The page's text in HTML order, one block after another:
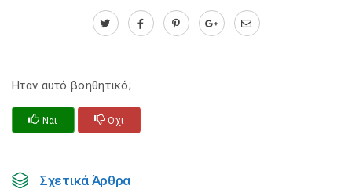
Ηταν αυτό βοηθητικό;
Ναι Οχι
Σχετικά Άρθρα